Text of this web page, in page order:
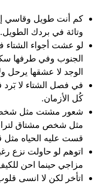
كم أنت طويل وقاسي
وتائة في بردك الطويل.
لو عشت أجواء
الجنوب وفي طرفها
الوجد لا عشقها يرحل
في فصل الشتاء لا
كُل الأزمان.
شعور مشتت مثل شخص
مثل شخص مشتاق
قست عليه الحياه مثل
اتوهم لو حاولت نزع
مزاجي حينما احن
اتأخر لكن لا انسى